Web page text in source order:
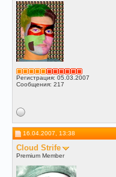
Регистрация: 05.03.2007
Сообщения: 217
16.04.2007, 13:38
Cloud Strife
Premium Member